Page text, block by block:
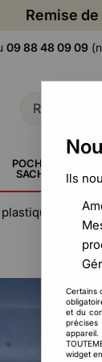
Remise
09 88 48 09 09
POCHETTE,
SACHERIE
et
Ils
Certains
et du
widget